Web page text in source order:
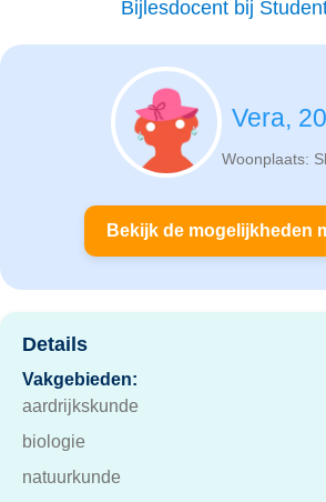
Bijlesdocent bij
Vera,
Woonplaats:
Bekijk de mogelijkheden
Details
Vakgebieden:
aardrijkskunde
biologie
natuurkunde